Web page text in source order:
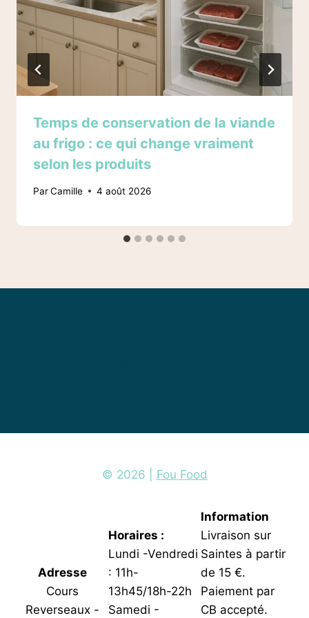
Temps de conservation de la viande
au frigo : ce qui change vraiment
selon les produits
ParCamille 4 août 2026
© 2026 | Fou Food
Adresse
Cours
Reverseaux -
Horaires :
Lundi -Vendredi
: 11h-
13h45/18h-22h
Samedi -
Information
Livraison sur
Saintes à partir
de 15 €.
Paiement par
CB accepté.